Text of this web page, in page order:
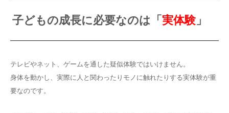
子どもの成長に必要なのは「実体験」
テレビやネット、ゲームを通した疑似体験ではいけません。
身体を動かし、実際に人と関わったりモノに触れたりする実体験が重
要なのです。